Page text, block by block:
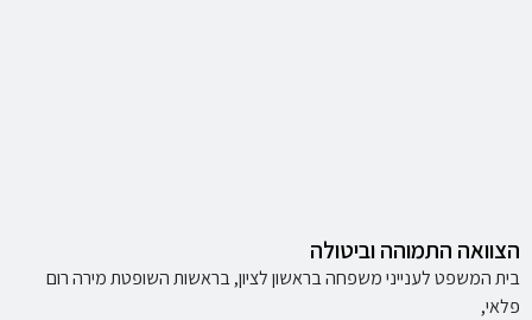
הצוואה התמוהה וביטולה
בית המשפט לענייני משפחה בראשון לציון, בראשות השופטת מירה רום
פלאי,